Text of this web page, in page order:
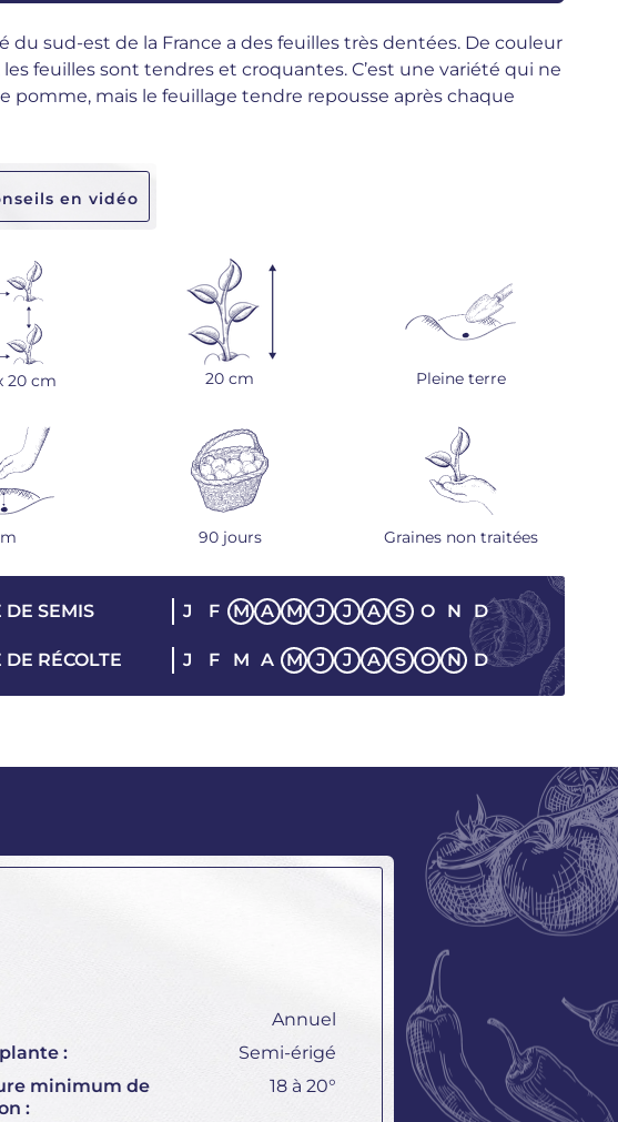
du sud-est de la France a des feuilles très dentées. De couleur
feuilles sont tendres et croquantes. C’est une variété qui ne
pomme, mais le feuillage tendre repousse après chaque
en vidéo
20 cm 20 cm Pleine terre
90 jours Graines non traitées
DE SEMIS J F M A M J J A S O N D
RÉCOLTE J F M A M J J A S O N D
Annuel
:
Semi-érigé
minimum de
:
18 à 20°